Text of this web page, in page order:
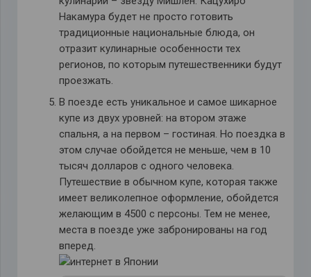
Накамура будет не просто готовить
традиционные национальные блюда, он
отразит кулинарные особенности тех
регионов, по которым путешественники будут
проезжать.
В поезде есть уникальное и самое шикарное
купе из двух уровней: на втором этаже
спальня, а на первом – гостиная. Но поездка в
этом случае обойдется не меньше, чем в 10
тысяч долларов с одного человека.
Путешествие в обычном купе, которая также
имеет великолепное оформление, обойдется
желающим в 4500 с персоны. Тем не менее,
места в поезде уже забронированы на год
вперед.